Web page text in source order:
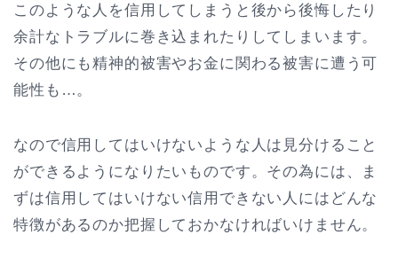
このような人を信用してしまうと後から後悔したり
余計なトラブルに巻き込まれたりしてしまいます。
その他にも精神的被害やお金に関わる被害に遭う可
能性も…。
なので信用してはいけないような人は見分けること
ができるようになりたいものです。その為には、ま
ずは信用してはいけない信用できない人にはどんな
特徴があるのか把握しておかなければいけません。